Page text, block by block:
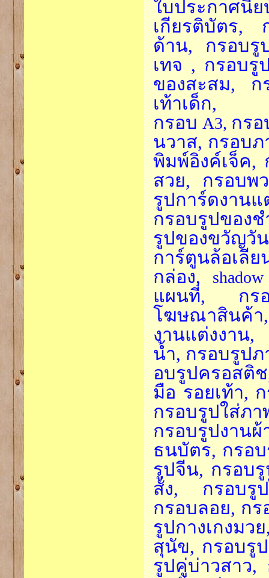
ใบประกาศนี
เกียรติบัตร,
ด้าน, กรอบรู
เทจ , กรอบรู
ของสะสม, ก
เท้าเด็ก,
กรอบ A3, กร
นวาส, กรอบ
พิมพ์อิงค์เจ็ค,
สวย, กรอบพ
รูปการ์ดงาน
กรอบรูปของช
รูปของขวัญวั
การ์ตูนล้อ
กล่อง,
แผนที่, กรอ
โฆษณาสินค้า
งานแต่งงาน
น้ำ, กรอบรูป
อบรูปครอสติ
มือ รอยเท้า,
กรอบรูปใส่ภ
กรอบรูปงา
ธนบัตร, กรอ
รูปจีน, กรอบ
สั่ง, กรอบรูป
กรอบลอย, ก
รูปกางเกงมว
สุนัข, กรอบรู
รูปคู่บ่าวสาว,